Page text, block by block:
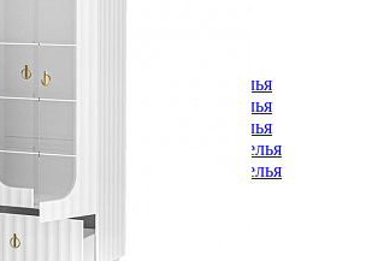
ящики в шкаф для одежды
дверный для одежды и белья
х дверные для одежды и белья
х дверные для одежды и белья
х дверные для одежды и белья
ти дверные для одежды и белья
ти дверные для одежды и белья
для одежды и белья
для одежды и белья